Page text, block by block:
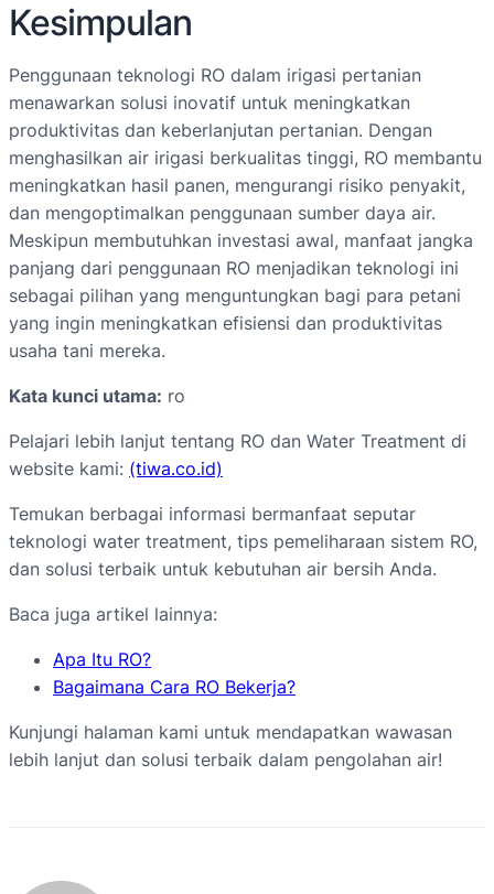
Kesimpulan
Penggunaan teknologi RO dalam irigasi pertanian
menawarkan solusi inovatif untuk meningkatkan
produktivitas dan keberlanjutan pertanian. Dengan
menghasilkan air irigasi berkualitas tinggi, RO membantu
meningkatkan hasil panen, mengurangi risiko penyakit,
dan mengoptimalkan penggunaan sumber daya air.
Meskipun membutuhkan investasi awal, manfaat jangka
panjang dari penggunaan RO menjadikan teknologi ini
sebagai pilihan yang menguntungkan bagi para petani
yang ingin meningkatkan efisiensi dan produktivitas
usaha tani mereka.
Kata kunci utama: ro
Pelajari lebih lanjut tentang RO dan Water Treatment di
website kami: (tiwa.co.id)
Temukan berbagai informasi bermanfaat seputar
teknologi water treatment, tips pemeliharaan sistem RO,
dan solusi terbaik untuk kebutuhan air bersih Anda.
Baca juga artikel lainnya:
Apa Itu RO?
Bagaimana Cara RO Bekerja?
Kunjungi halaman kami untuk mendapatkan wawasan
lebih lanjut dan solusi terbaik dalam pengolahan air!